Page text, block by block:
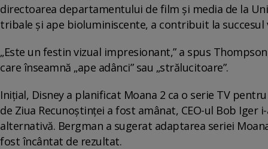
directoarea departamentului de film și media de la
tribale și ape bioluminiscente, a contribuit la succesul
„Este un festin vizual impresionant,” a spus
care înseamnă „ape adânci” sau „strălucitoare”.
Inițial, Disney a planificat Moana 2 ca o serie TV
de Ziua Recunoștinței a fost amânat, CEO-ul Bob
alternativă. Bergman a sugerat adaptarea seriei
fost încântat de rezultat.